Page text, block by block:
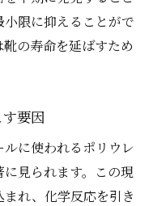
限に抑えることがで
の寿命を延ばすため
要因
に使われるポリウレ
見られます。この現
れ、化学反応を引き